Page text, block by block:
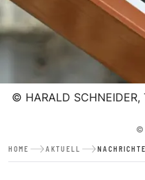
© HARALD
©
HOME AKTUELL